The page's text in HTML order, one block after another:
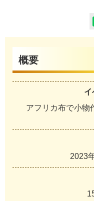
概要
イ
アフリカ布で小物
2023